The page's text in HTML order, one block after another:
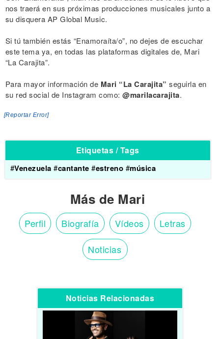
nos traerá en sus próximas producciones musicales junto a
su disquera AP Global Music.
Si tú también estás “Enamoraíta/o”, no dejes de escuchar
este tema ya, en todas las plataformas digitales de, Mari
“La Carajita”.
Para mayor información de Mari “La Carajita” seguirla en
su red social de Instagram como: @marilacarajita.
[Reportar Error]
Etiquetas / Tags
#Venezuela #cantante #estreno #música
Más de Mari
Perfil Biografía Vídeos Letras
Noticias
Noticias Relacionadas